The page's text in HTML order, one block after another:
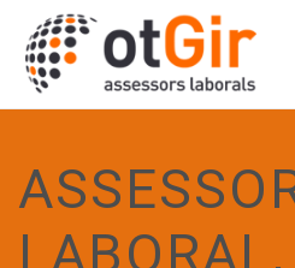
LABORAL,